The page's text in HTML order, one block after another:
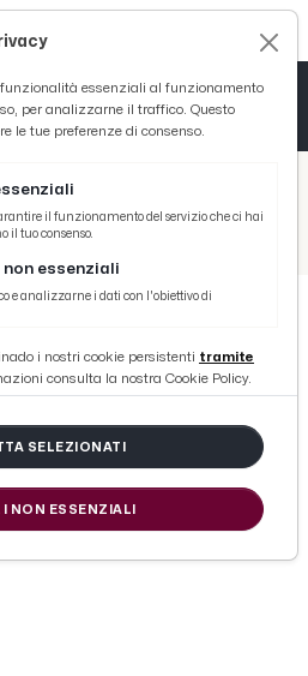
Picenotime
Ascoli Time
ricco di soddisfazioni. In B conta il senso di appartenenza”
“Spero di
ricco di
B conta il senso di
essenziali al funzionamento
per analizzarne il traffico. Questo
le tue preferenze di consenso.
il funzionamento del servizio che ci hai
il tuo consenso.
essenziali
e analizzarne i dati con l'obiettivo di
i nostri cookie persistenti tramite
consulta la nostra Cookie Policy.
SELEZIONATI
I NON ESSENZIALI